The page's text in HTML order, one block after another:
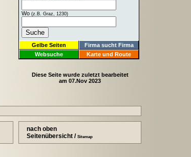
Wo (z.B. Graz, 1230)
Gelbe Seiten
Firma sucht Firma
Websuche
Karte und Route
Diese Seite wurde zuletzt bearbeitet
am 07.Nov 2023
nach oben
Seitenübersicht / Sitemap